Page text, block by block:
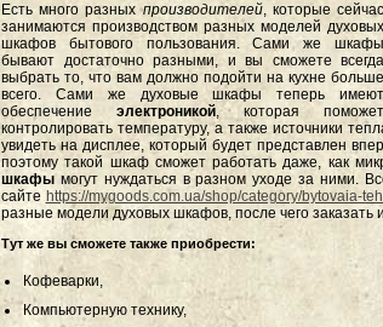
Есть много разныхпроизводителей, которые сейчас
занимаются производством разных моделей духовых
шкафов бытового пользования. Сами же шкафы
бывают достаточно разными, и вы сможете всегда
выбрать то, что вам должно подойти на кухне больше
всего. Сами же духовые шкафы теперь имеют
обеспечение электроникой, которая поможет
контролировать температуру, а также источники
увидеть на дисплее, который будет представлен
поэтому такой шкаф сможет работать даже, как
шкафы могут нуждаться в разном уходе за ними.
сайте https://mygoods.com.ua/shop/category/bytovaia-
разные модели духовых шкафов, после чего заказать
Тут же вы сможете также приобрести:
Кофеварки,
Компьютерную технику,